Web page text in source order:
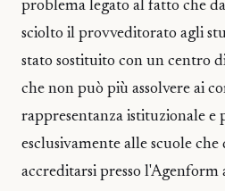
problema legato al fatto che
sciolto il provveditorato agli
stato sostituito con un centro
che non può più assolvere ai
rappresentanza istituzionale e
esclusivamente alle scuole
accreditarsi presso l'Agenform